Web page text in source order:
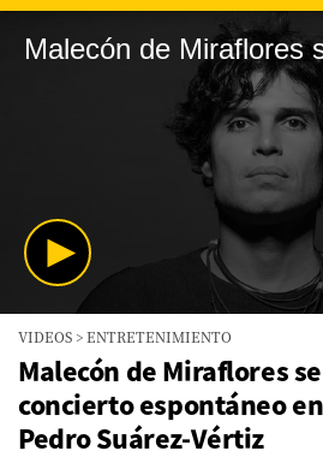
seconds
minutes,
37
seconds
VIDEOS >ENTRETENIMIENTO
Malecón de Miraflores
concierto espontáneo
Pedro Suárez-Vértiz